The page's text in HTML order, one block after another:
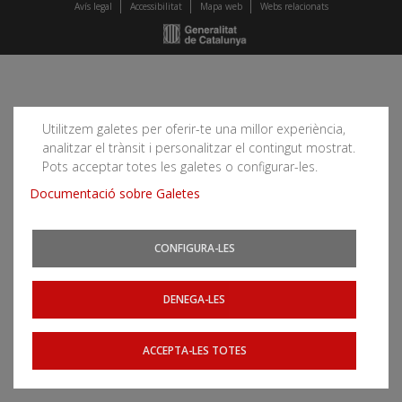
Utilitzem galetes per oferir-te una millor experiència,
analitzar el trànsit i personalitzar el contingut mostrat.
Pots acceptar totes les galetes o configurar-les.
Documentació sobre Galetes
CONFIGURA-LES
DENEGA-LES
ACCEPTA-LES TOTES
Avís legal Accessibilitat Mapa web Webs relacionats